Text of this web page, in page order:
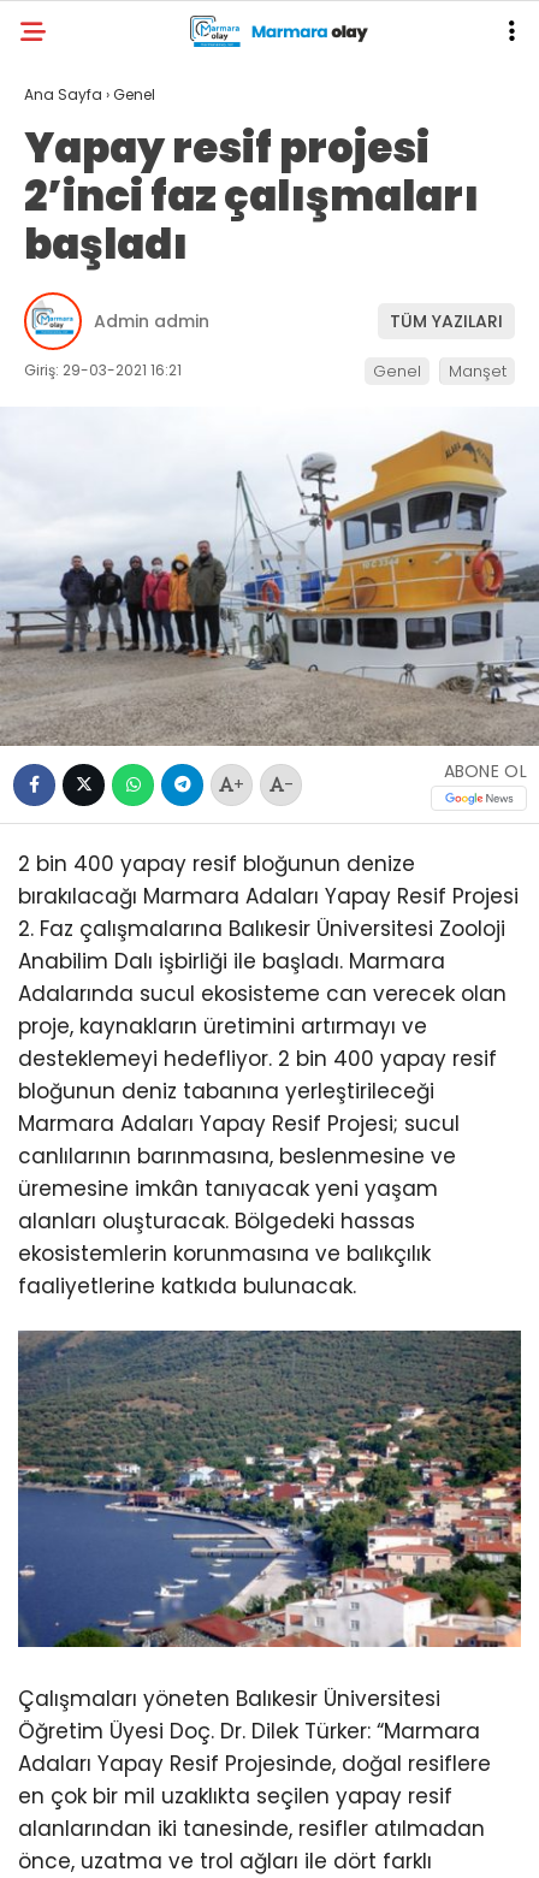
Ana Sayfa ›Genel
Yapay resif projesi
2’inci faz çalışmaları
başladı
Admin admin TÜM YAZILARI
Giriş: 29-03-2021 16:21 Genel Manşet
+ -
ABONE OL
2 bin 400 yapay resif bloğunun denize
bırakılacağı Marmara Adaları Yapay Resif Projesi
2. Faz çalışmalarına Balıkesir Üniversitesi Zooloji
Anabilim Dalı işbirliği ile başladı. Marmara
Adalarında sucul ekosisteme can verecek olan
proje, kaynakların üretimini artırmayı ve
desteklemeyi hedefliyor. 2 bin 400 yapay resif
bloğunun deniz tabanına yerleştirileceği
Marmara Adaları Yapay Resif Projesi; sucul
canlılarının barınmasına, beslenmesine ve
üremesine imkân tanıyacak yeni yaşam
alanları oluşturacak. Bölgedeki hassas
ekosistemlerin korunmasına ve balıkçılık
faaliyetlerine katkıda bulunacak.
Çalışmaları yöneten Balıkesir Üniversitesi
Öğretim Üyesi Doç. Dr. Dilek Türker: “Marmara
Adaları Yapay Resif Projesinde, doğal resiflere
en çok bir mil uzaklıkta seçilen yapay resif
alanlarından iki tanesinde, resifler atılmadan
önce, uzatma ve trol ağları ile dört farklı